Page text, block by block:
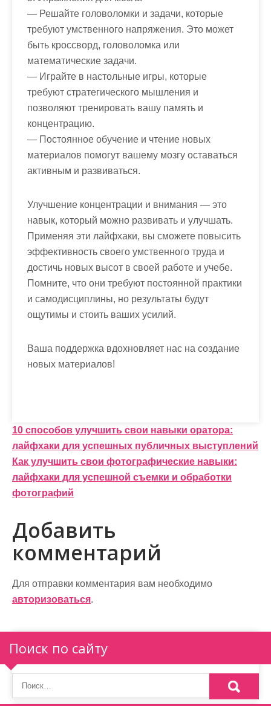
— Решайте головоломки и задачи, которые
требуют умственного напряжения. Это может
быть кроссворд, головоломка или
математические задачи.
— Играйте в настольные игры, которые
требуют стратегического мышления и
позволяют тренировать вашу память и
концентрацию.
— Постоянное обучение и чтение новых
материалов помогут вашему мозгу оставаться
активным и развиваться.
Улучшение концентрации и внимания — это
навык, который можно развивать и улучшать.
Применяя эти лайфхаки, вы сможете повысить
эффективность своего умственного труда и
достичь новых высот в своей работе и учебе.
Помните, что они требуют постоянной практики
и самодисциплины, но результаты будут
ощутимы и стоить ваших усилий.
Ваша поддержка вдохновляет нас на создание
новых материалов!
Н
а
в
и
г
а
ц
и
я
п
о
з
10 способов улучшить свои навыки оратора:
лайфхаки для успешных публичных выступлений
Как улучшить свои фотографические навыки:
лайфхаки для успешной съемки и обработки
фотографий
Добавить
комментарий
Для отправки комментария вам необходимо
авторизоваться.
Поиск по сайту